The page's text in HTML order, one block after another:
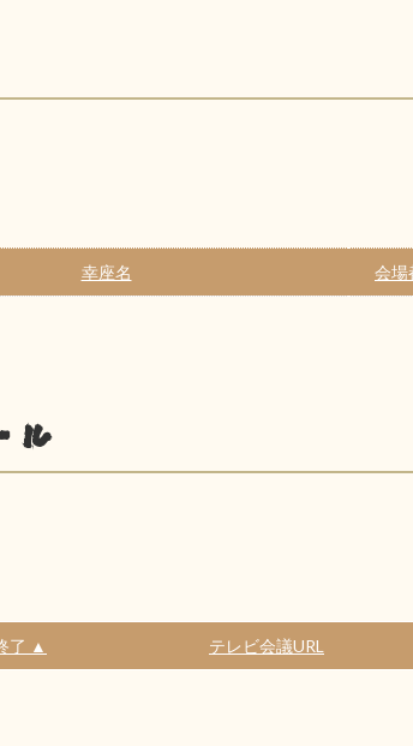
幸座名 会場
ル
了 ▲ テレビ会議URL